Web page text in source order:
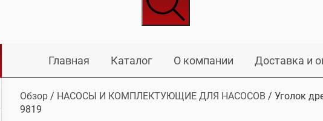
Главная Каталог О компании Доставка и
Обзор/ НАСОСЫ И КОМПЛЕКТУЮЩИЕ ДЛЯ НАСОСОВ / Уголок
9819